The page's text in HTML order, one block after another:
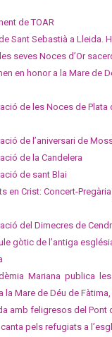
de TOAR
Sant Sebastià a Lleida.
seves Noces d’Or
en honor a la Mare de
de les Noces de Plata
de l’aniversari de
de la Candelera
de sant Blai
en Crist: Concert-
del Dimecres de
gòtic de l’antiga
Mariana publica
la Mare de Déu de Fàtima,
amb feligresos del Pont
pels refugiats a